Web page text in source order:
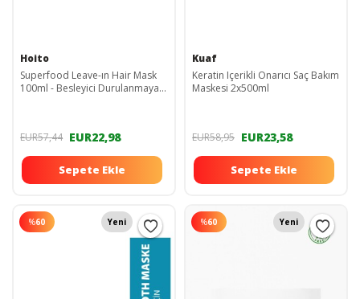
Hoito
Superfood Leave-ın Hair Mask
100ml - Besleyici Durulanmayan
EUR57,44 EUR22,98
Sepete Ekle
Kuaf
Keratin Içerikli Onarıcı Saç Bakım
Maskesi 2x500ml
EUR58,95 EUR23,58
Sepete Ekle
%60 Yeni %60 Yeni